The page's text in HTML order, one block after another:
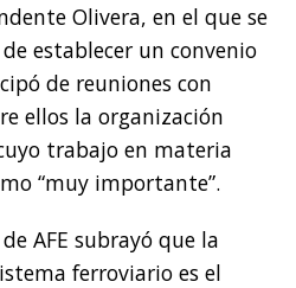
Olivera, en el que se
establecer un convenio
de reuniones con
ellos la organización
trabajo en materia
“muy importante”.
AFE subrayó que la
ferroviario es el